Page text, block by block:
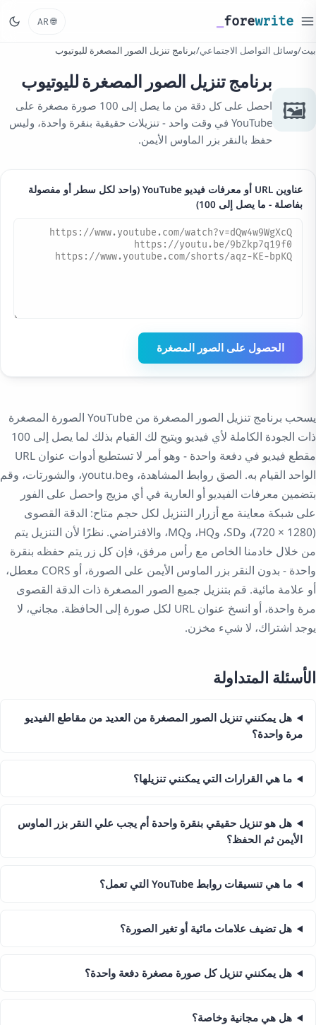
forewrite
🌐
AR
بيت/وسائل التواصل الاجتماعي/برنامج تنزيل الصور المصغرة لليوتيوب
🖼️
برنامج تنزيل الصور المصغرة لليوتيوب
احصل على كل دقة من ما يصل إلى 100 صورة مصغرة على
YouTube في وقت واحد - تنزيلات حقيقية بنقرة واحدة، وليس
حفظ بالنقر بزر الماوس الأيمن.
عناوين URL أو معرفات فيديو YouTube (واحد لكل سطر أو مفصولة
بفاصلة - ما يصل إلى 100)
الحصول على الصور المصغرة
يسحب برنامج تنزيل الصور المصغرة من YouTube الصورة المصغرة
ذات الجودة الكاملة لأي فيديو ويتيح لك القيام بذلك لما يصل إلى 100
مقطع فيديو في دفعة واحدة - وهو أمر لا تستطيع أدوات عنوان URL
الواحد القيام به. الصق روابط المشاهدة، وyoutu.be، والشورتات، وقم
بتضمين معرفات الفيديو أو العارية في أي مزيج واحصل على الفور
على شبكة معاينة مع أزرار التنزيل لكل حجم متاح: الدقة القصوى
(1280 × 720)، وSD، وHQ، وMQ، والافتراضي. نظرًا لأن التنزيل يتم
من خلال خادمنا الخاص مع رأس مرفق، فإن كل زر يتم حفظه بنقرة
واحدة - بدون النقر بزر الماوس الأيمن على الصورة، أو CORS معطل،
أو علامة مائية. قم بتنزيل جميع الصور المصغرة ذات الدقة القصوى
مرة واحدة، أو انسخ عنوان URL لكل صورة إلى الحافظة. مجاني، لا
يوجد اشتراك، لا شيء مخزن.
الأسئلة المتداولة
هل يمكنني تنزيل الصور المصغرة من العديد من مقاطع الفيديو
مرة واحدة؟
ما هي القرارات التي يمكنني تنزيلها؟
هل هو تنزيل حقيقي بنقرة واحدة أم يجب علي النقر بزر الماوس
الأيمن ثم الحفظ؟
ما هي تنسيقات روابط YouTube التي تعمل؟
هل تضيف علامات مائية أو تغير الصورة؟
هل يمكنني تنزيل كل صورة مصغرة دفعة واحدة؟
هل هي مجانية وخاصة؟